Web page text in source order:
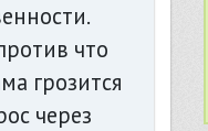
что
грозится
через